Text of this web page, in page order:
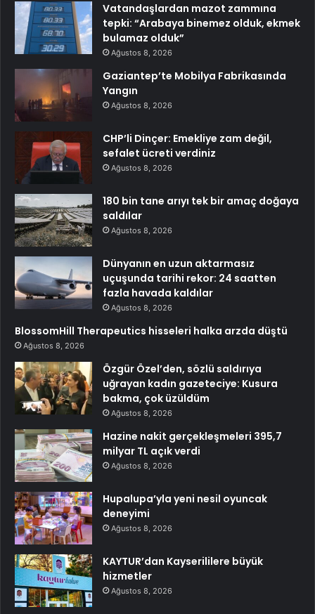
Vatandaşlardan mazot zammına
tepki: “Arabaya binemez olduk, ekmek
bulamaz olduk”
Ağustos 8, 2026
Gaziantep’te Mobilya Fabrikasında
Yangın
Ağustos 8, 2026
CHP’li Dinçer: Emekliye zam değil,
sefalet ücreti verdiniz
Ağustos 8, 2026
180 bin tane arıyı tek bir amaç doğaya
saldılar
Ağustos 8, 2026
Dünyanın en uzun aktarmasız
uçuşunda tarihi rekor: 24 saatten
fazla havada kaldılar
Ağustos 8, 2026
BlossomHill Therapeutics hisseleri halka arzda düştü
Ağustos 8, 2026
Özgür Özel’den, sözlü saldırıya
uğrayan kadın gazeteciye: Kusura
bakma, çok üzüldüm
Ağustos 8, 2026
Hazine nakit gerçekleşmeleri 395,7
milyar TL açık verdi
Ağustos 8, 2026
Hupalupa’yla yeni nesil oyuncak
deneyimi
Ağustos 8, 2026
KAYTUR’dan Kayserililere büyük
hizmetler
Ağustos 8, 2026